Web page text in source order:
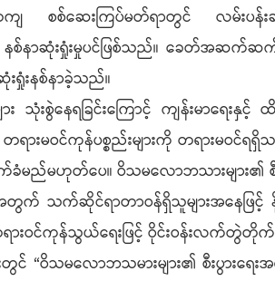
ကျ စစ်ဆေးကြပ်မတ်ရာတွင် လမ်းပန်
နာဆုံးရှုံးမှုပင်ဖြစ်သည်။ ခေတ်အဆက်ဆက်
ရှုံးနစ်နာခဲ့သည်။
းစွဲနေရခြင်းကြောင့် ကျန်းမာရေးနှ
င်ကုန်ပစ္စည်းများကို တရားမဝင်ရရှိသည့်
ည်မဟုတ်ပေ။ ဝိသမလောဘသားများ၏ စီး
က် သက်ဆိုင်ရာတာဝန်ရှိသူများအနေဖြင့်
င်ကုန်သွယ်ရေးဖြင့် ဝိုင်းဝန်းလက်တွဲတိုက်
မလောဘသမားများ၏ စီးပွားရေးအ